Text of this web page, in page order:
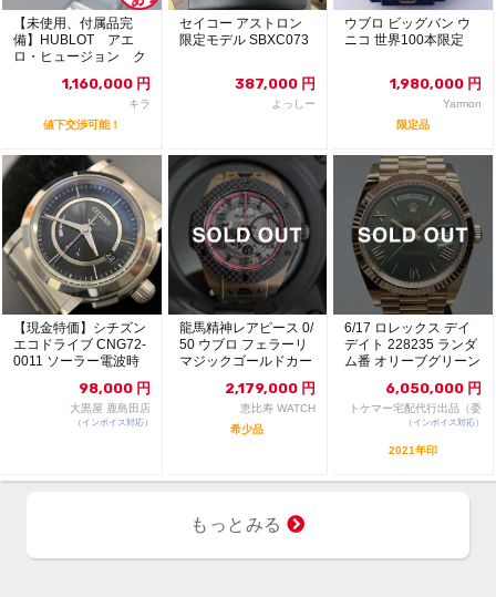
【未使用、付属品完
備】HUBLOT アエ
ロ・ヒュージョン ク
ロノグラフ オールホ
1,160,000 円
キラ
値下交渉可能！
セイコー アストロン
限定モデル SBXC073
387,000 円
よっしー
ウブロ ビッグバン ウ
ニコ 世界100本限定
1,980,000 円
Yarmon
限定品
【現金特価】シチズン
エコドライブ CNG72-
0011 ソーラー電波時
98,000 円
大黒屋 鹿島田店
（インボイス対応）
龍馬精神レアピース 0/
50 ウブロ フェラーリ
マジックゴールドカー
2,179,000 円
恵比寿 WATCH
希少品
6/17 ロレックス デイ
デイト 228235 ランダ
ム番 オリーブグリーン
6,050,000 円
トケマー宅配代行出品（委
託販売）
（インボイス対応）
2021年印
もっとみる